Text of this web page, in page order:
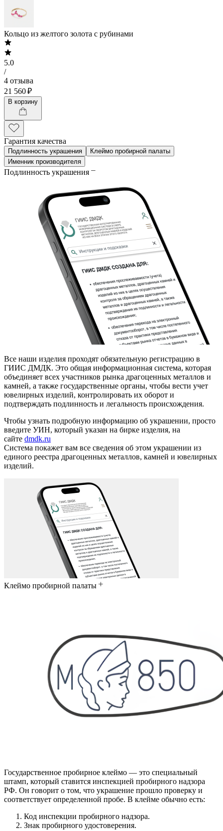
Кольцо из желтого золота с рубинами
5.0
/
4 отзыва
21 560 ₽
В корзину
Гарантия качества
Подлинность украшения
Клеймо пробирной палаты
Именник производителя
Подлинность украшения
Все наши изделия проходят обязательную регистрацию в
ГИИС ДМДК. Это общая информационная система, которая
объединяет всех участников рынка драгоценных металлов и
камней, а также государственные органы, чтобы вести учет
ювелирных изделий, контролировать их оборот и
подтверждать подлинность и легальность происхождения.
Чтобы узнать подробную информацию об украшении, просто
введите УИН, который указан на бирке изделия, на
сайте dmdk.ru
Система покажет вам все сведения об этом украшении из
единого реестра драгоценных металлов, камней и ювелирных
изделий.
Клеймо пробирной палаты
Государственное пробирное клеймо — это специальный
штамп, который ставится инспекцией пробирного надзора
РФ. Он говорит о том, что украшение прошло проверку и
соответствует определенной пробе. В клейме обычно есть:
Код инспекции пробирного надзора.
Знак пробирного удостоверения.